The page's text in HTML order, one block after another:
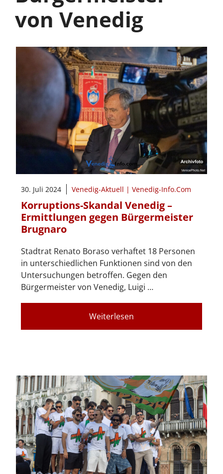
von Venedig
30. Juli 2024 Venedig-Aktuell | Venedig-Info.Com
Korruptions-Skandal Venedig –
Ermittlungen gegen Bürgermeister
Brugnaro
Stadtrat Renato Boraso verhaftet 18 Personen
in unterschiedlichen Funktionen sind von den
Untersuchungen betroffen. Gegen den
Bürgermeister von Venedig, Luigi …
Weiterlesen